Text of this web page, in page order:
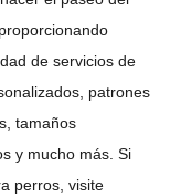
de servicios de
patrones
tamaños
y mucho más. Si
perros, visite